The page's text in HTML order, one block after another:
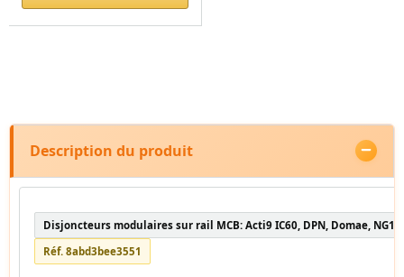
Description du produit
Disjoncteurs modulaires sur rail MCB: Acti9 IC60, DPN, Domae,
Réf. 8abd3bee3551